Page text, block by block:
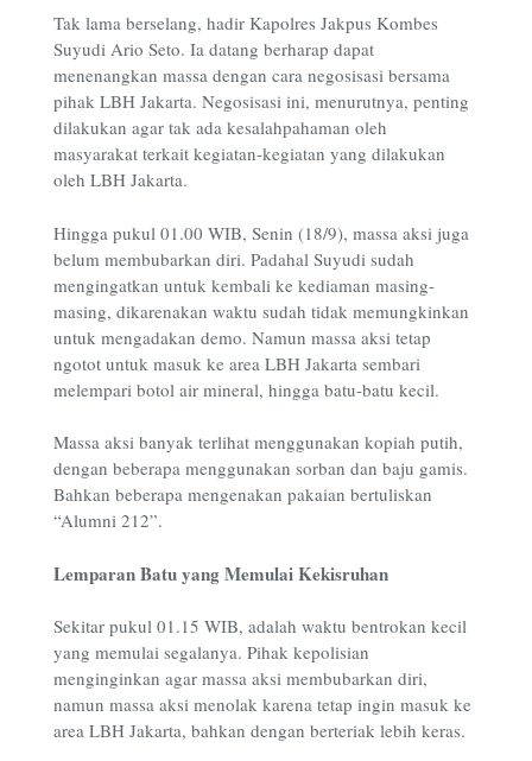
Tak lama berselang, hadir Kapolres Jakpus Kombes
Suyudi Ario Seto. Ia datang berharap dapat
menenangkan massa dengan cara negosisasi bersama
pihak LBH Jakarta. Negosisasi ini, menurutnya, penting
dilakukan agar tak ada kesalahpahaman oleh
masyarakat terkait kegiatan-kegiatan yang dilakukan
oleh LBH Jakarta.
Hingga pukul 01.00 WIB, Senin (18/9), massa aksi juga
belum membubarkan diri. Padahal Suyudi sudah
mengingatkan untuk kembali ke kediaman masing-
masing, dikarenakan waktu sudah tidak memungkinkan
untuk mengadakan demo. Namun massa aksi tetap
ngotot untuk masuk ke area LBH Jakarta sembari
melempari botol air mineral, hingga batu-batu kecil.
Massa aksi banyak terlihat menggunakan kopiah putih,
dengan beberapa menggunakan sorban dan baju gamis.
Bahkan beberapa mengenakan pakaian bertuliskan
“Alumni 212”.
Lemparan Batu yang Memulai Kekisruhan
Sekitar pukul 01.15 WIB, adalah waktu bentrokan kecil
yang memulai segalanya. Pihak kepolisian
menginginkan agar massa aksi membubarkan diri,
namun massa aksi menolak karena tetap ingin masuk ke
area LBH Jakarta, bahkan dengan berteriak lebih keras.